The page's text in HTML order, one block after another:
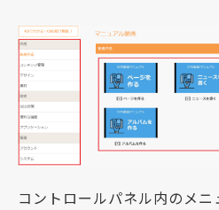
コントロールパネル内のメ